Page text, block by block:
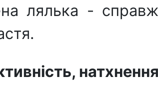
лялька -